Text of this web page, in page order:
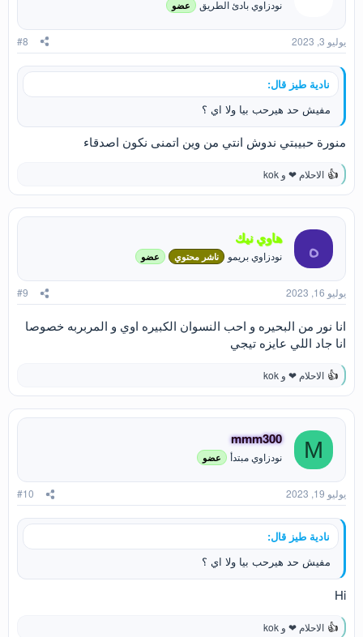
ت
:
نودزاوي بادئ الطريق عضو
يوليو 3, 2023 #8
نادية طيز قال:
مفيش حد هيرحب بيا ولا اي ؟
منورة حبيبتي ندوش انتي من وين اتمنى نكون اصدقاء
ل
ت
ف
ت
:
الاحلام ❤ و kok
ه هاوي نيك
نودزاوي بريمو ناشر محتوي عضو
يوليو 16, 2023 #9
انا نور من البحيره و احب النسوان الكبيره اوي و المربربه خصوصا
انا جاد اللي عايزه تيجي
ل
ت
ف
ت
:
الاحلام ❤ و kok
M
mmm300
نودزاوي مبتدأ عضو
يوليو 19, 2023 #10
نادية طيز قال:
مفيش حد هيرحب بيا ولا اي ؟
Hi
الاحلام ❤ و kok